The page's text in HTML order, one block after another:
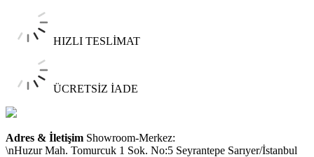
HIZLI TESLİMAT
ÜCRETSİZ İADE
Adres & İletişim Showroom-Merkez:
\nHuzur Mah. Tomurcuk 1 Sok. No:5 Seyrantepe Sarıyer/İstanbul